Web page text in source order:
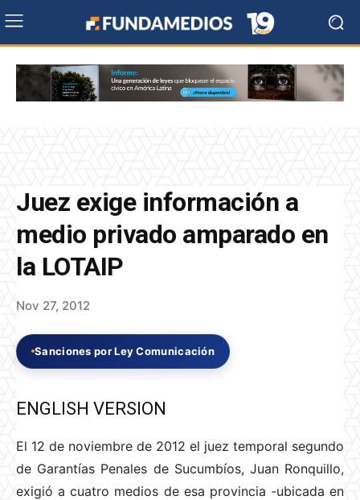
Juez exige información a
medio privado amparado en
la LOTAIP
Nov 27, 2012
Sanciones por Ley Comunicación
ENGLISH VERSION
El 12 de noviembre de 2012 el juez temporal segundo
de Garantías Penales de Sucumbíos, Juan Ronquillo,
exigió a cuatro medios de esa provincia -ubicada en